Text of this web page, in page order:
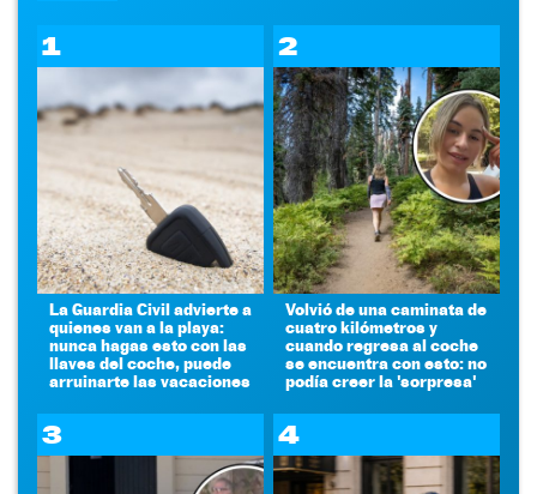
1
La Guardia Civil advierte a
quienes van a la playa:
nunca hagas esto con las
llaves del coche, puede
arruinarte las vacaciones
2
Volvió de una caminata de
cuatro kilómetros y
cuando regresa al coche
se encuentra con esto: no
podía creer la 'sorpresa'
3 4